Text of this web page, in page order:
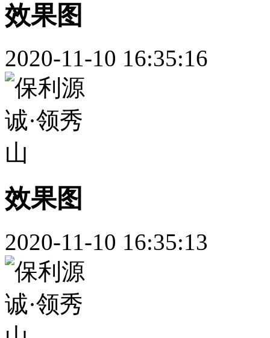
效果图
2020-11-10 16:35:16
效果图
2020-11-10 16:35:13